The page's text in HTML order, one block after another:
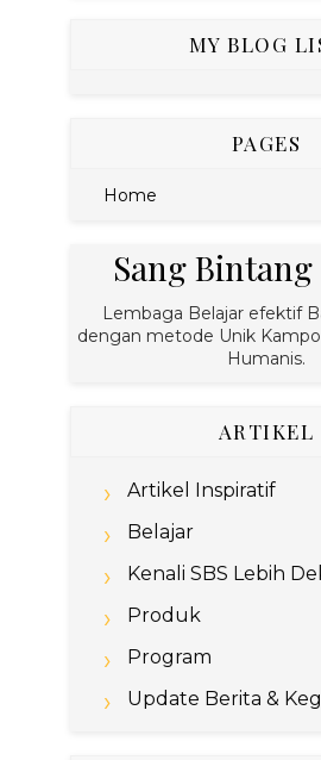
MY BLOG
PAGES
Home
Sang Bintang
Lembaga Belajar efektif
dengan metode Unik
Humanis.
ARTIKEL
Artikel Inspiratif
Belajar
Kenali SBS Lebih
Produk
Program
Update Berita &